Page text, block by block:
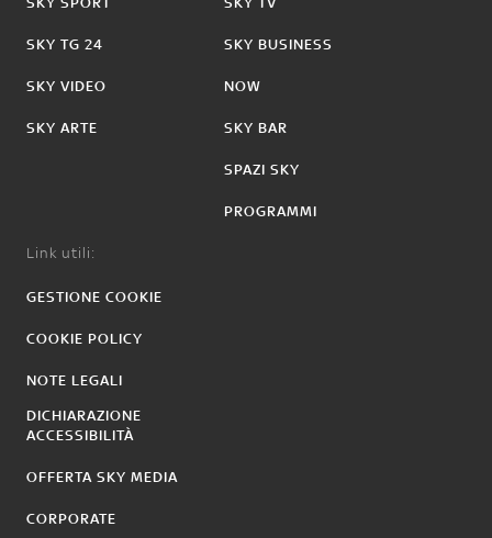
SKY TG 24
SKY VIDEO
SKY ARTE
SKY BUSINESS
NOW
SKY BAR
SPAZI SKY
PROGRAMMI
Link utili:
GESTIONE COOKIE
COOKIE POLICY
NOTE LEGALI
DICHIARAZIONE
ACCESSIBILITÀ
OFFERTA SKY MEDIA
CORPORATE